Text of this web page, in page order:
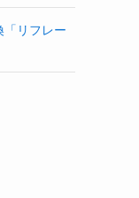
「リフレー